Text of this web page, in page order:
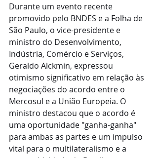
Durante um evento recente
promovido pelo BNDES e a Folha de
São Paulo, o vice-presidente e
ministro do Desenvolvimento,
Indústria, Comércio e Serviços,
Geraldo Alckmin, expressou
otimismo significativo em relação às
negociações do acordo entre o
Mercosul e a União Europeia. O
ministro destacou que o acordo é
uma oportunidade "ganha-ganha"
para ambas as partes e um impulso
vital para o multilateralismo e a